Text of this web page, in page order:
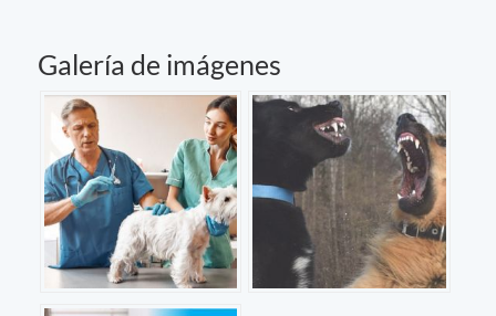
Galería de imágenes